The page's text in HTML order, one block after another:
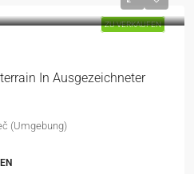
ZU VERKAUFEN
In Ausgezeichneter
(Umgebung)